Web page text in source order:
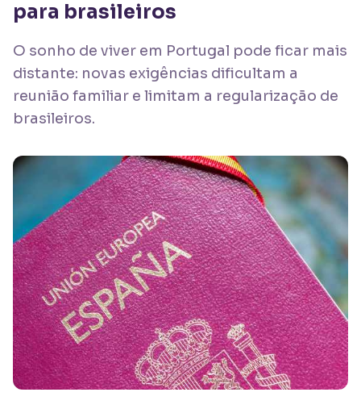
para brasileiros
O sonho de viver em Portugal pode ficar mais
distante: novas exigências dificultam a
reunião familiar e limitam a regularização de
brasileiros.